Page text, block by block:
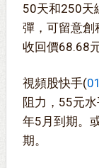
50天和250天
彈，可留意
收回價68.68
視頻股快手(
阻力，55元
年5月到期。
期。